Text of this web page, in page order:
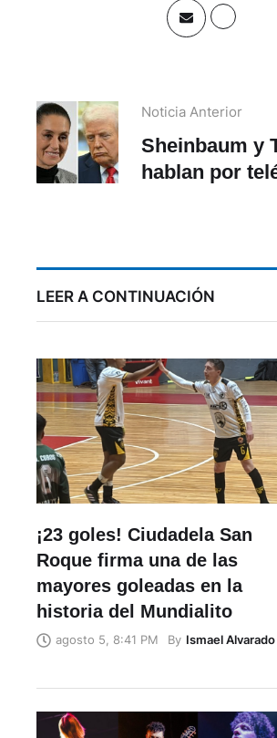
Noticia Anterior
Sheinbaum y
hablan por
LEER A CONTINUACIÓN
¡23 goles! Ciudadela San
Roque firma una de las
mayores goleadas en la
historia del Mundialito
agosto 5, 8:41 PM By Ismael Alvarado